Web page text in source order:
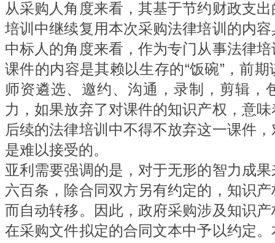
从采购人角度来看，其基于节约财政支
培训中继续复用本次采购法律培训的内
中标人的角度来看，作为专门从事法律
课件的内容是其赖以生存的“饭碗”，前
师资遴选、邀约、沟通，录制，剪辑，
力，如果放弃了对课件的知识产权，意
后续的法律培训中不得不放弃这一课件
是难以接受的。
亚利需要强调的是，对于无形的智力成
六百条，除合同双方另有约定的，知识
而自动转移。因此，政府采购涉及知识
在采购文件拟定的合同文本中予以约定